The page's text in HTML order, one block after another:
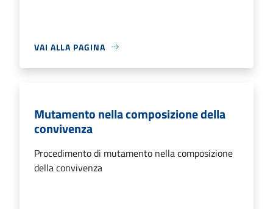
VAI ALLA PAGINA
Mutamento nella composizione della
convivenza
Procedimento di mutamento nella composizione
della convivenza